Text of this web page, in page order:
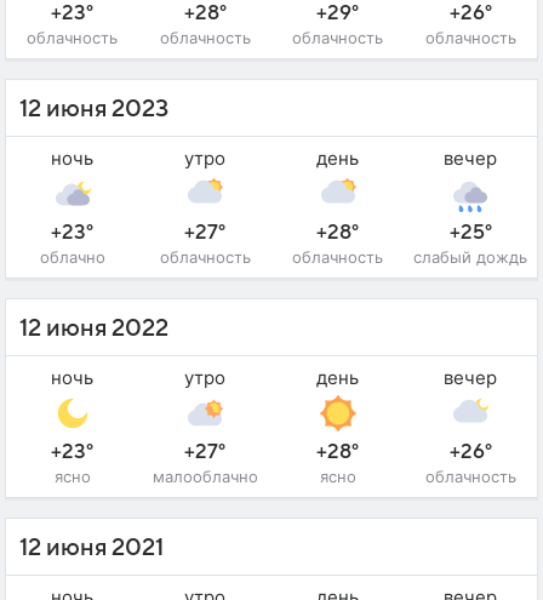
+23°
облачность
+28°
облачность
+29°
облачность
+26°
облачность
12 июня 2023
ночь
+23°
облачно
утро
+27°
облачность
день
+28°
облачность
вечер
+25°
слабый дождь
12 июня 2022
ночь
+23°
ясно
утро
+27°
малооблачно
день
+28°
ясно
вечер
+26°
облачность
12 июня 2021